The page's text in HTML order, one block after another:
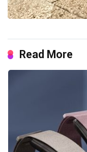
Read More